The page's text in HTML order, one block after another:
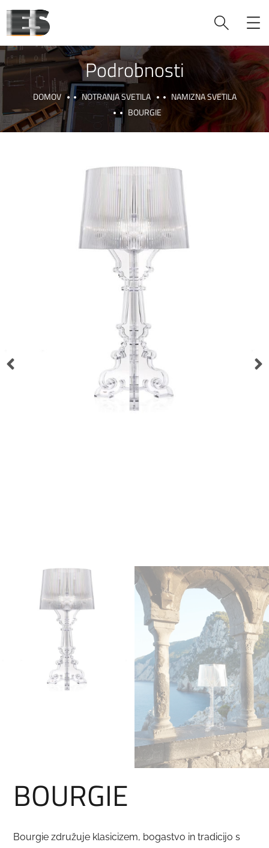
Podrobnosti
DOMOV NOTRANJA SVETILA
NAMIZNA SVETILA
BOURGIE
BOURGIE
Bourgie združuje klasicizem, bogastvo in tradicijo s